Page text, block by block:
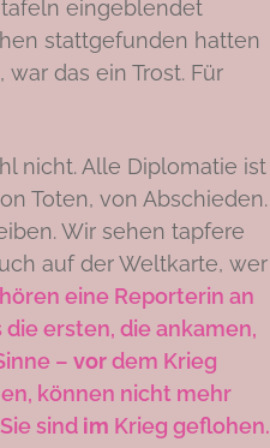
eingeblendet
stattgefunden hatten
das ein Trost. Für
nicht. Alle Diplomatie ist
Toten, von Abschieden.
Wir sehen tapfere
auf der Weltkarte, wer
eine Reporterin an
ersten, die ankamen,
– vordem Krieg
können nicht mehr
sind im Krieg geflohen.